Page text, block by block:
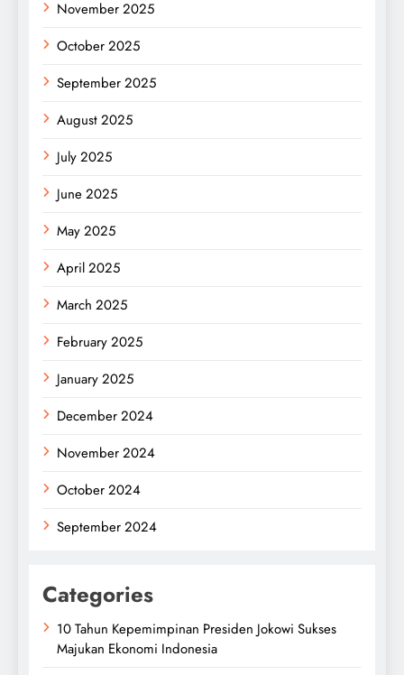
November 2025
October 2025
September 2025
August 2025
July 2025
June 2025
May 2025
April 2025
March 2025
February 2025
January 2025
December 2024
November 2024
October 2024
September 2024
Categories
10 Tahun Kepemimpinan Presiden Jokowi Sukses
Majukan Ekonomi Indonesia